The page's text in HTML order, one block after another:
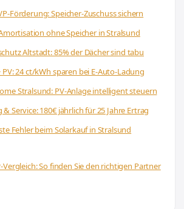
Förderung: Speicher-Zuschuss sichern
ohne Speicher in Stralsund
Altstadt: 85% der Dächer sind tabu
PV: 24 ct/kWh sparen bei E-Auto-Ladung
Stralsund: PV-Anlage intelligent steuern
Service: 180€ jährlich für 25 Jahre Ertrag
Fehler beim Solarkauf in Stralsund
Vergleich: So finden Sie den richtigen Partner